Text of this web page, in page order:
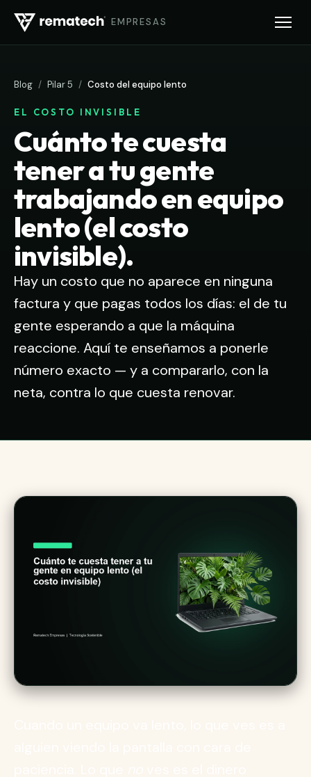
EMPRESAS
Blog / Pilar 5 / Costo del equipo lento
EL COSTO INVISIBLE
Cuánto te cuesta
tener a tu gente
trabajando en equipo
lento (el costo
invisible).
Hay un costo que no aparece en ninguna
factura y que pagas todos los días: el de tu
gente esperando a que la máquina
reaccione. Aquí te enseñamos a ponerle
número exacto — y a compararlo, con la
neta, contra lo que cuesta renovar.